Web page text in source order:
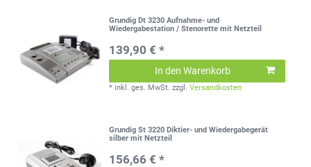
Grundig Dt 3230 Aufnahme- und
Wiedergabestation / Stenorette mit Netzteil
139,90 € *
In den Warenkorb
* inkl. ges. MwSt. zzgl.Versandkosten
Grundig St 3220 Diktier- und Wiedergabegerät
silber mit Netzteil
156,66 € *